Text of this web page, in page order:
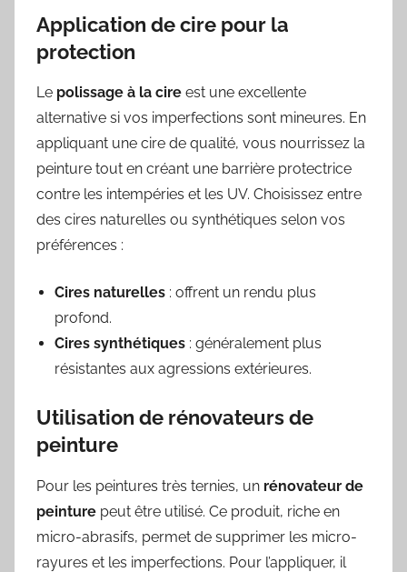
Application de cire pour la
protection
Le polissage à la cire est une excellente
alternative si vos imperfections sont mineures. En
appliquant une cire de qualité, vous nourrissez la
peinture tout en créant une barrière protectrice
contre les intempéries et les UV. Choisissez entre
des cires naturelles ou synthétiques selon vos
préférences :
Cires naturelles : offrent un rendu plus
profond.
Cires synthétiques : généralement plus
résistantes aux agressions extérieures.
Utilisation de rénovateurs de
peinture
Pour les peintures très ternies, un rénovateur de
peinture peut être utilisé. Ce produit, riche en
micro-abrasifs, permet de supprimer les micro-
rayures et les imperfections. Pour l’appliquer, il